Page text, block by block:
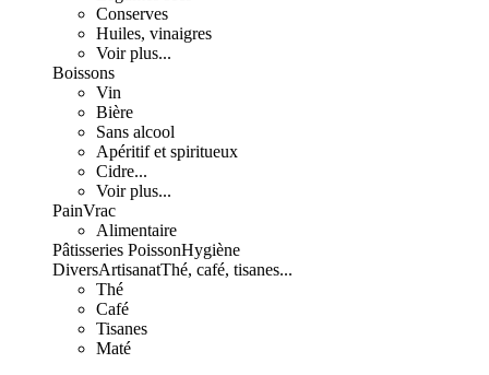
Conserves
Huiles, vinaigres
Voir plus...
Boissons
Vin
Bière
Sans alcool
Apéritif et spiritueux
Cidre...
Voir plus...
PainVrac
Alimentaire
Pâtisseries PoissonHygiène
DiversArtisanatThé, café, tisanes...
Thé
Café
Tisanes
Maté